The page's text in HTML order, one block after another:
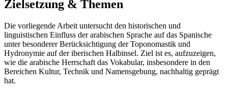
Zielsetzung & Themen
Die vorliegende Arbeit untersucht den historischen und
linguistischen Einfluss der arabischen Sprache auf das Spanische
unter besonderer Berücksichtigung der Toponomastik und
Hydronymie auf der iberischen Halbinsel. Ziel ist es, aufzuzeigen,
wie die arabische Herrschaft das Vokabular, insbesondere in den
Bereichen Kultur, Technik und Namensgebung, nachhaltig geprägt
hat.